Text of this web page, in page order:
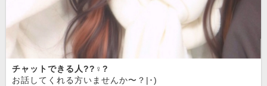
チャットできる人??♀?
お話してくれる方いませんか〜？|･)